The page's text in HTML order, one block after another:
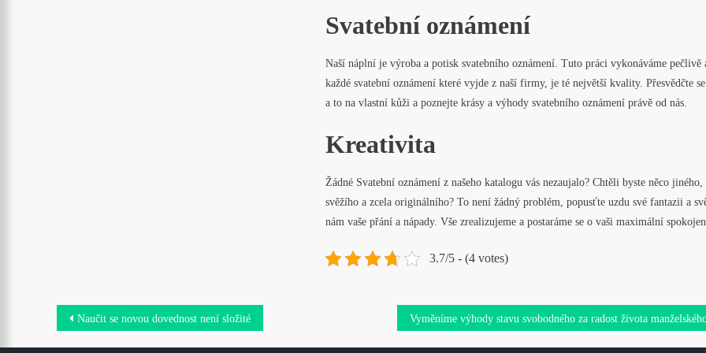
Svatební oznámení
Naší náplní je výroba a potisk svatebního oznámení. Tuto práci vykonáváme pečlivě
každé svatební oznámeníkteré vyjde z naší firmy, je té největší kvality. Přesvědčte
a to na vlastní kůži a poznejte krásy a výhody svatebního oznámení právě od nás.
Kreativita
Žádné Svatební oznámení z našeho katalogu vás nezaujalo? Chtěli byste něco jiného,
svěžího a zcela originálního? To není žádný problém, popusťte uzdu své fantazii a
nám vaše přání a nápady. Vše zrealizujeme a postaráme se o vaši maximální
3.7/5 - (4 votes)
Navigace
Naučit se novou dovednost není složité Vyměníme výhody stavu svobodného za radost života